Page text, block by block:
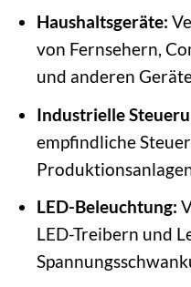
Haushaltsgeräte:
von Fernsehern,
und anderen
Industrielle
empfindliche
LED-Beleuchtung:
LED-Treibern und